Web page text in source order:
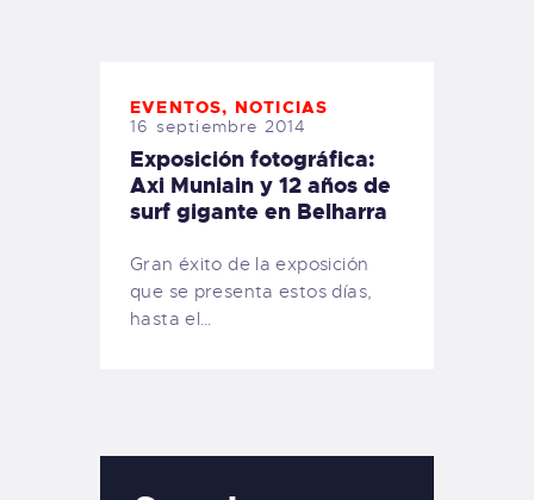
EVENTOS, NOTICIAS
16 septiembre 2014
Exposición fotográfica:
Axi Muniain y 12 años de
surf gigante en Belharra
Gran éxito de la exposición
que se presenta estos días,
hasta el…